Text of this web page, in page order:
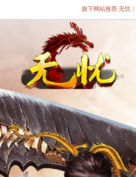
遨游游戏平台
旗下网站推荐:无忧